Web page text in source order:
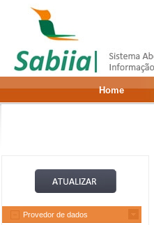
Home
Provedor de dados